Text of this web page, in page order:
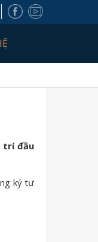
trí đầu
ký tư